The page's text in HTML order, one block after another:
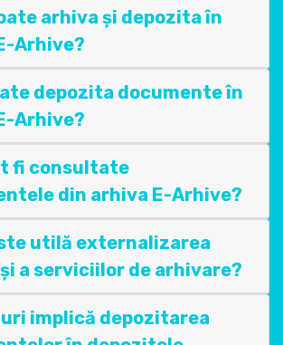
arhiva și depozita în
Arhive?
depozita documente în
Arhive?
fi consultate
din arhiva E-Arhive?
utilă externalizarea
a serviciilor de arhivare?
implică depozitarea